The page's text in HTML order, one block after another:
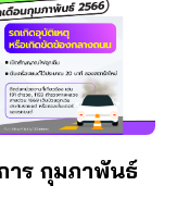
าร กุมภาพันธ์